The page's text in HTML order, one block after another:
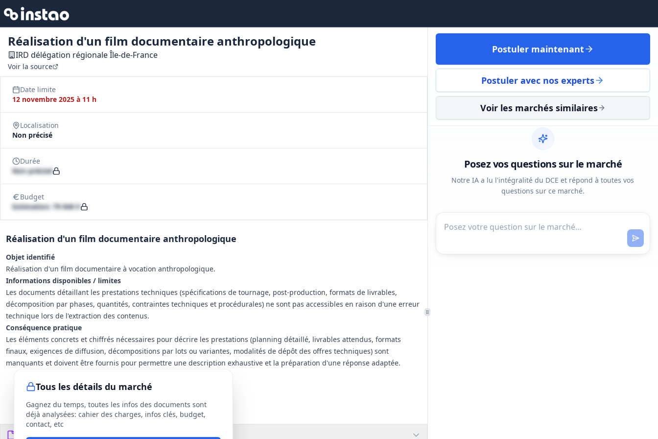
Réalisation d'un film documentaire anthropologique
IRD délégation régionale Île-de-France
Voir la source
Date limite
12 novembre 2025 à 11 h
Localisation
Non précisé
Durée
Non précisé
Budget
Estimation: 79 840 €
Réalisation d'un film documentaire anthropologique
Objet identifié
Réalisation d'un film documentaire à vocation anthropologique.
Informations disponibles / limites
Les documents détaillant les prestations techniques (spécifications de tournage, post-production, formats de livrables,
décomposition par phases, quantités, contraintes techniques et procédurales) ne sont pas accessibles en raison d'une erreur
technique lors de l'extraction des contenus.
Conséquence pratique
Les éléments concrets et chiffrés nécessaires pour décrire les prestations (planning détaillé, livrables attendus, formats
finaux, exigences de diffusion, décompositions par lots ou variantes, modalités de dépôt des offres techniques) sont
manquants et doivent être fournis pour permettre une description exhaustive et la préparation d'une réponse adaptée.
Tous les détails du marché
Gagnez du temps, toutes les infos des documents sont
déjà analysées: cahier des charges, infos clés, budget,
contact, etc
Documents du DCE
Postuler maintenant
Postuler avec nos experts
Voir les marchés similaires
Posez vos questions sur le marché
Notre IA a lu l'intégralité du DCE et répond à toutes vos
questions sur ce marché.